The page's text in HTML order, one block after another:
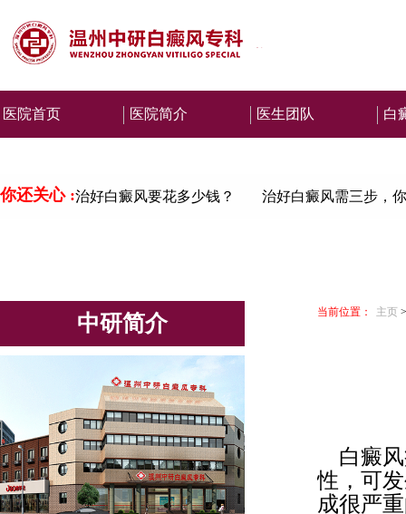
医院首页 医院简介 医生团队 白
你还关心 :治好白癜风要花多少钱？ 治好白癜风需三步，
中研简介 当前位置： 主页
白癜风
性，可
成很严